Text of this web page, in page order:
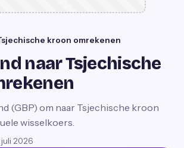
kroon omrekenen
naar Tsjechische
(GBP) om naar Tsjechische kroon
wisselkoers.
juli 2026